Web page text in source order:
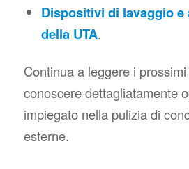
Dispositivi di lavaggio e
della UTA.
Continua a leggere i
conoscere dettagliatamente
impiegato nella pulizia di
esterne.